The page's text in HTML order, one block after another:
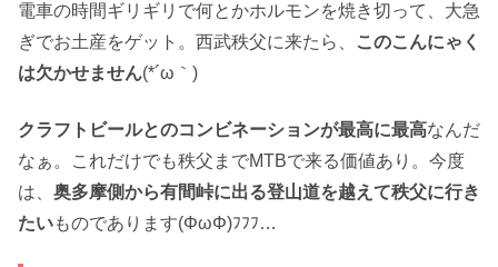
電車の時間ギリギリで何とかホルモンを焼き切って、大急
ぎでお土産をゲット。西武秩父に来たら、
このこんにゃく
は欠かせません(*´ω｀)
クラフトビールとのコンビネーションが最高に最高なんだ
なぁ。これだけでも秩父までMTBで来る価値あり。今度
は、 奥多摩側から有間峠に出る登山道を越えて秩父に行き
たいものであります(ΦωΦ)ﾌﾌﾌ…